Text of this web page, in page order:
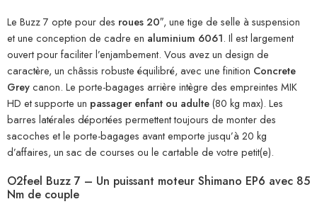
Le Buzz 7 opte pour des roues 20″, une tige de selle à suspension
et une conception de cadre en aluminium 6061. Il est largement
ouvert pour faciliter l’enjambement. Vous avez un design de
caractère, un châssis robuste équilibré, avec une finition Concrete
Greycanon. Le porte-bagages arrière intègre des empreintes MIK
HD et supporte un passager enfant ou adulte(80 kg max). Les
barres latérales déportées permettent toujours de monter des
sacoches et le porte-bagages avant emporte jusqu’à 20 kg
d’affaires, un sac de courses ou le cartable de votre petit(e).
O2feel Buzz 7 – Un puissant moteur Shimano EP6 avec 85
Nm de couple